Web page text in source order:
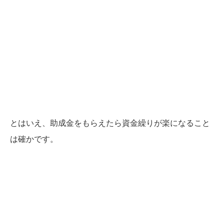
とはいえ、助成金をもらえたら資金繰りが楽になること
は確かです。